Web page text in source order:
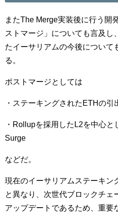
またThe Merge実装後に行う開
ストマージ」についても言及し
たイーサリアムの今後について
る。
ポストマージとしては
・ステーキングされたETHの引
・Rollupを採用したL2を中心
Surge
などだ。
現在のイーサリアムステーキン
と異なり、次世代ブロックチェ
アップデートであるため、重要